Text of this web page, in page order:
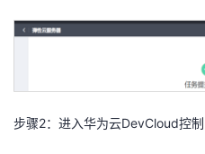
步骤2：进入华为云DevCloud控